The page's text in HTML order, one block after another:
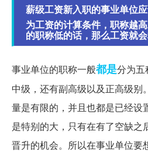
薪级工资新入职的事业单位
为工资的计算条件，职称越
的职称低的话，那么工资就会
事业单位的职称一般都是分为五
中级，还有副高级以及正高级别
量是有限的，并且也都是已经设
是特别的大，只有在有了空缺之
晋升的机会。所以在事业单位要